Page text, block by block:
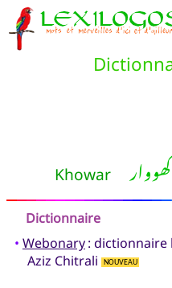
Khowar کھووار
Dictionnaire
• Webonary: dictionnaire
Aziz Chitrali
NOUVEAU